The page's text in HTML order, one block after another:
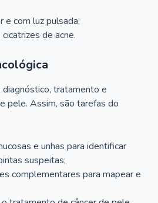
e com luz pulsada;
de acne.
diagnóstico, tratamento e
pele. Assim, são tarefas do
e unhas para identificar
suspeitas;
complementares para mapear e